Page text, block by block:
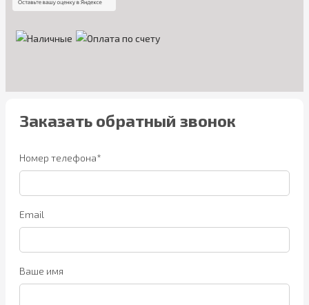
Заказать обратный звонок
Номер телефона*
Email
Ваше имя